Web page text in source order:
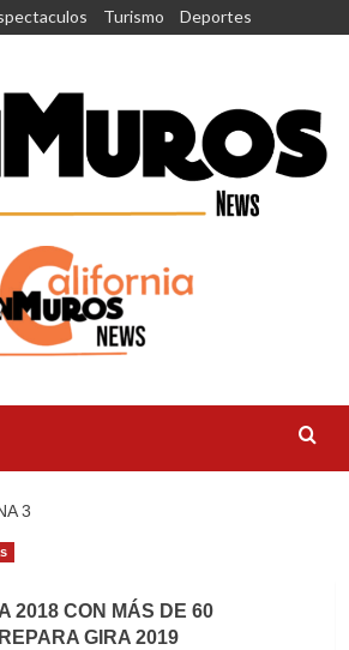
Turismo Deportes
3
2018 CON MÁS DE 60
GIRA 2019